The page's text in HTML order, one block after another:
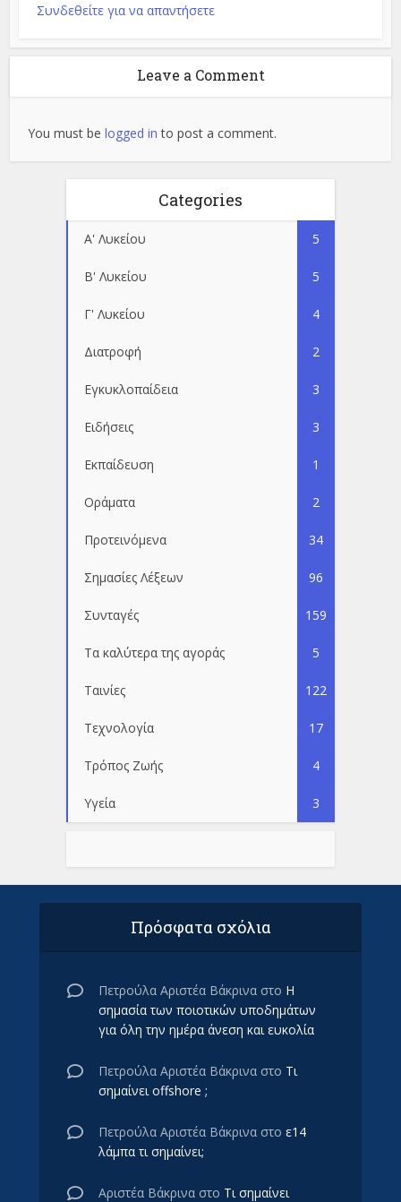
Συνδεθείτε για να απαντήσετε
Leave a Comment
You must belogged in to post a comment.
Categories
Α' Λυκείου 5
Β' Λυκείου 5
Γ' Λυκείου 4
Διατροφή 2
Εγκυκλοπαίδεια 3
Ειδήσεις 3
Εκπαίδευση 1
Οράματα 2
Προτεινόμενα 34
Σημασίες Λέξεων 96
Συνταγές 159
Τα καλύτερα της αγοράς 5
Ταινίες 122
Τεχνολογία 17
Τρόπος Ζωής 4
Υγεία 3
Πρόσφατα σχόλια
Πετρούλα Αριστέα Βάκρινα στο Η
σημασία των ποιοτικών υποδημάτων
για όλη την ημέρα άνεση και ευκολία
Πετρούλα Αριστέα Βάκρινα στο Τι
σημαίνει offshore ;
Πετρούλα Αριστέα Βάκρινα στο ε14
λάμπα τι σημαίνει;
Αριστέα Βάκρινα στο Τι σημαίνει